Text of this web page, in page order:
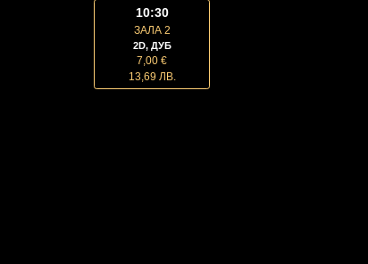
10:30
ЗАЛА 2
2D, ДУБ
7,00 €
13,69 ЛВ.